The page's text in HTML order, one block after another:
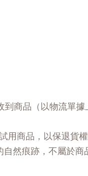
商品（以物流單
商品，以保退貨權
然痕跡，不屬於